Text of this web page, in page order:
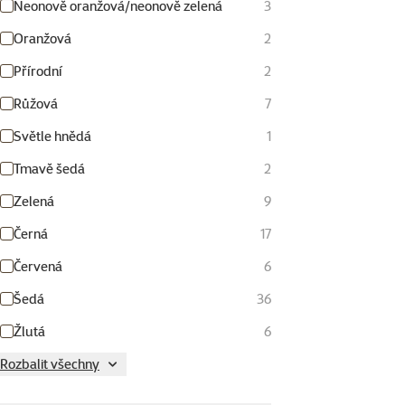
Neonově oranžová/neonově zelená
3
Oranžová
2
Přírodní
2
Růžová
7
Světle hnědá
1
Tmavě šedá
2
Zelená
9
Černá
17
Červená
6
Šedá
36
Žlutá
6
Rozbalit všechny